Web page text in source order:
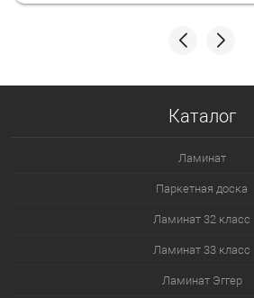
Каталог
Ламинат
Паркетная доска
Ламинат 32 класс
Ламинат 33 класс
Ламинат Эггер